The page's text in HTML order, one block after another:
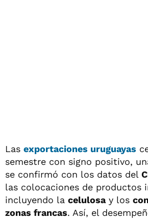
Las exportaciones uruguayas
semestre con signo positivo,
se confirmó con los datos del
las colocaciones de productos
incluyendo la celulosay los
zonas francas. Así, el